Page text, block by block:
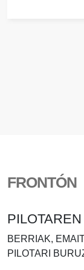
FRONTÓN
BERRIAK,
PILOTARI